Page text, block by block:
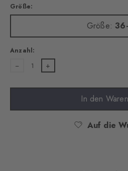
Größe:
Größe:
Anzahl:
1
In den
Auf die